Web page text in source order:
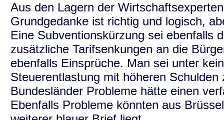
Aus den Lagern der
Grundgedanke ist richtig und logisch,
Eine Subventionskürzung sei ebenfalls
zusätzliche Tarifsenkungen an die
ebenfalls Einsprüche. Man sei unter
Steuerentlastung mit höheren
Bundesländer Probleme hätte einen
Ebenfalls Probleme könnten aus